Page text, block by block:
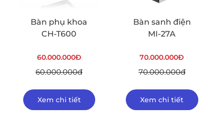
Bàn phụ khoa
CH-T600
60.000.000Đ
60.000.000đ
Xem chi tiết
Bàn sanh điện
MI-27A
70.000.000Đ
70.000.000đ
Xem chi tiết